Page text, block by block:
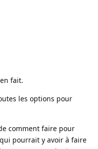
fait.
les options pour
comment faire pour
pourrait y avoir à faire